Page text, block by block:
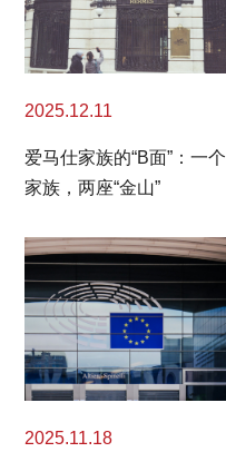
2025.12.11
爱马仕家族的“B面”：一个
家族，两座“金山”
2025.11.18